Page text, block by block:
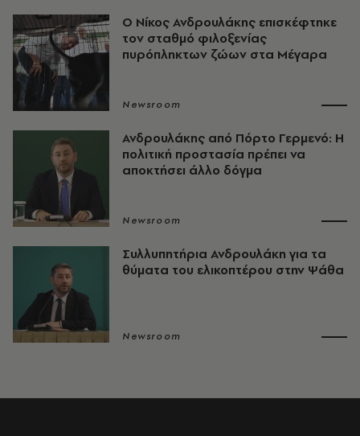
Ο Νίκος Ανδρουλάκης επισκέφτηκε
τον σταθμό φιλοξενίας
πυρόπληκτων ζώων στα Μέγαρα
Newsroom
Ανδρουλάκης από Πόρτο Γερμενό: Η
πολιτική προστασία πρέπει να
αποκτήσει άλλο δόγμα
Newsroom
Συλλυπητήρια Ανδρουλάκη για τα
θύματα του ελικοπτέρου στην Ψάθα
Newsroom